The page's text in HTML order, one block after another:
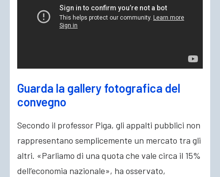
Guarda la gallery fotografica del
convegno
Secondo il professor Piga, gli appalti pubblici non
rappresentano semplicemente un mercato tra gli
altri. «Parliamo di una quota che vale circa il 15%
dell’economia nazionale», ha osservato,